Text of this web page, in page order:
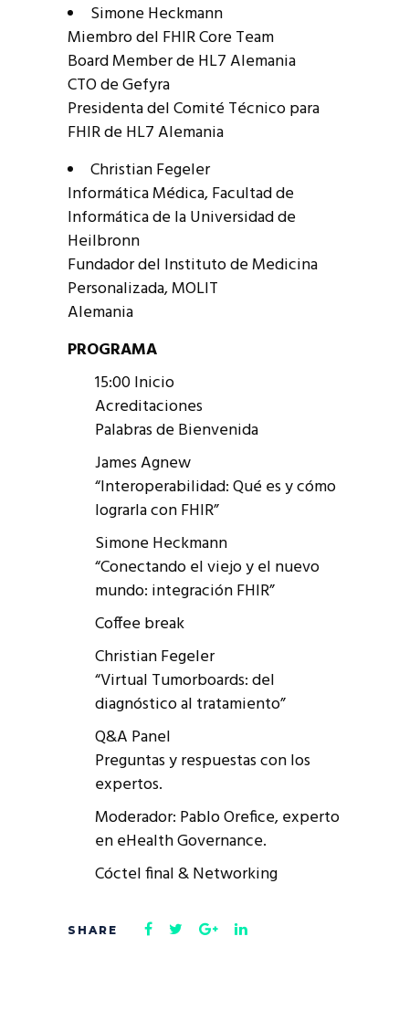
Simone Heckmann
Miembro del FHIR Core Team
Board Member de HL7 Alemania
CTO de Gefyra
Presidenta del Comité Técnico para
FHIR de HL7 Alemania
Christian Fegeler
Informática Médica, Facultad de
Informática de la Universidad de
Heilbronn
Fundador del Instituto de Medicina
Personalizada, MOLIT
Alemania
PROGRAMA
15:00 Inicio
Acreditaciones
Palabras de Bienvenida
James Agnew
“Interoperabilidad: Qué es y cómo
lograrla con FHIR”
Simone Heckmann
“Conectando el viejo y el nuevo
mundo: integración FHIR”
Coffee break
Christian Fegeler
“Virtual Tumorboards: del
diagnóstico al tratamiento”
Q&A Panel
Preguntas y respuestas con los
expertos.
Moderador: Pablo Orefice, experto
en eHealth Governance.
Cóctel final & Networking